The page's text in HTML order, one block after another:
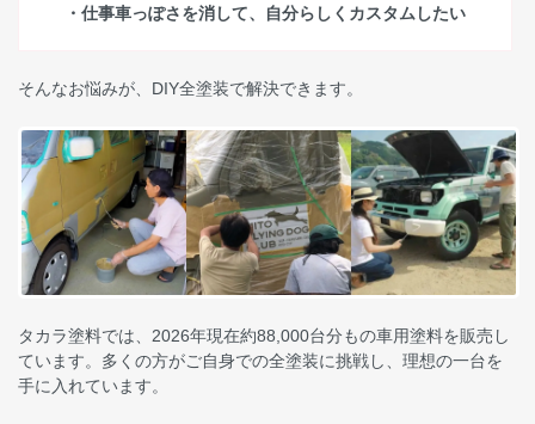
・仕事車っぽさを消して、自分らしくカスタムしたい
そんなお悩みが、DIY全塗装で解決できます。
タカラ塗料では、2026年現在約88,000台分もの車用塗料を販売し
ています。多くの方がご自身での全塗装に挑戦し、理想の一台を
手に入れています。